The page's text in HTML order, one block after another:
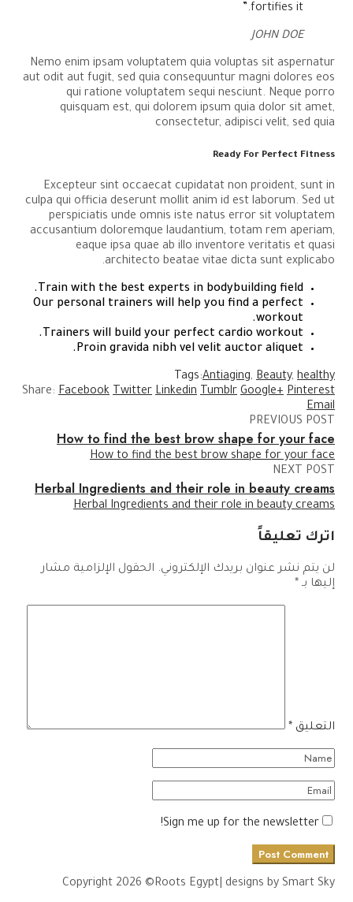
fortifies it.”
JOHN DOE
Nemo enim ipsam voluptatem quia voluptas sit aspernatur
aut odit aut fugit, sed quia consequuntur magni dolores eos
qui ratione voluptatem sequi nesciunt. Neque porro
quisquam est, qui dolorem ipsum quia dolor sit amet,
consectetur, adipisci velit, sed quia
Ready For Perfect Fitness
Excepteur sint occaecat cupidatat non proident, sunt in
culpa qui officia deserunt mollit anim id est laborum. Sed ut
perspiciatis unde omnis iste natus error sit voluptatem
accusantium doloremque laudantium, totam rem aperiam,
eaque ipsa quae ab illo inventore veritatis et quasi
architecto beatae vitae dicta sunt explicabo.
Train with the best experts in bodybuilding field.
Our personal trainers will help you find a perfect
workout.
Trainers will build your perfect cardio workout.
Proin gravida nibh vel velit auctor aliquet.
Tags:Antiaging, Beauty, healthy
Share: Facebook Twitter Linkedin Tumblr Google+ Pinterest
Email
PREVIOUS POST
How to find the best brow shape for your face
How to find the best brow shape for your face
NEXT POST
Herbal Ingredients and their role in beauty creams
Herbal Ingredients and their role in beauty creams
اترك تعليقاً
لن يتم نشر عنوان بريدك الإلكتروني. الحقول الإلزامية مشار
إليها بـ *
التعليق *
Sign me up for the newsletter!
Post Comment
Copyright 2026 ©Roots Egypt| designs by Smart Sky